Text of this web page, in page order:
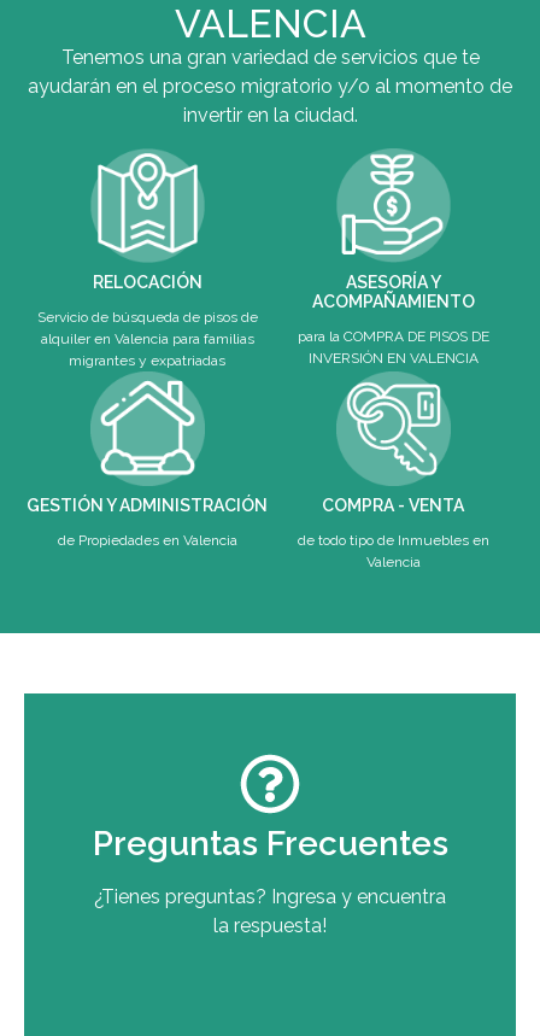
VALENCIA
Tenemos una gran variedad de servicios que te
ayudarán en el proceso migratorio y/o al momento de
invertir en la ciudad.
RELOCACIÓN
Servicio de búsqueda de pisos de
alquiler en Valencia para familias
migrantes y expatriadas
ASESORÍA Y
ACOMPAÑAMIENTO
para la COMPRA DE PISOS DE
INVERSIÓN EN VALENCIA
GESTIÓN Y ADMINISTRACIÓN
de Propiedades en Valencia
COMPRA - VENTA
de todo tipo de Inmuebles en
Valencia
Preguntas Frecuentes
¿Tienes preguntas? Ingresa y encuentra
la respuesta!